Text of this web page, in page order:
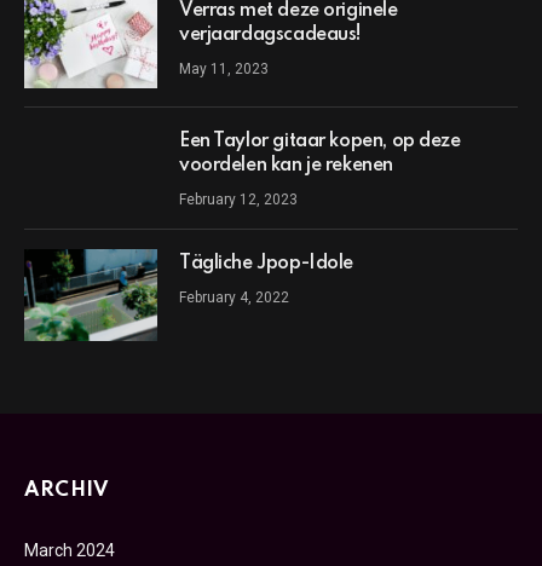
Verras met deze originele
verjaardagscadeaus!
May 11, 2023
Een Taylor gitaar kopen, op deze
voordelen kan je rekenen
February 12, 2023
Tägliche Jpop-Idole
February 4, 2022
ARCHIV
March 2024